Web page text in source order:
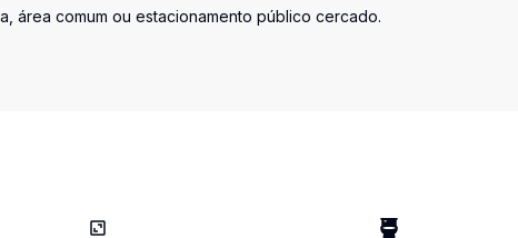
área comum ou estacionamento público cercado.